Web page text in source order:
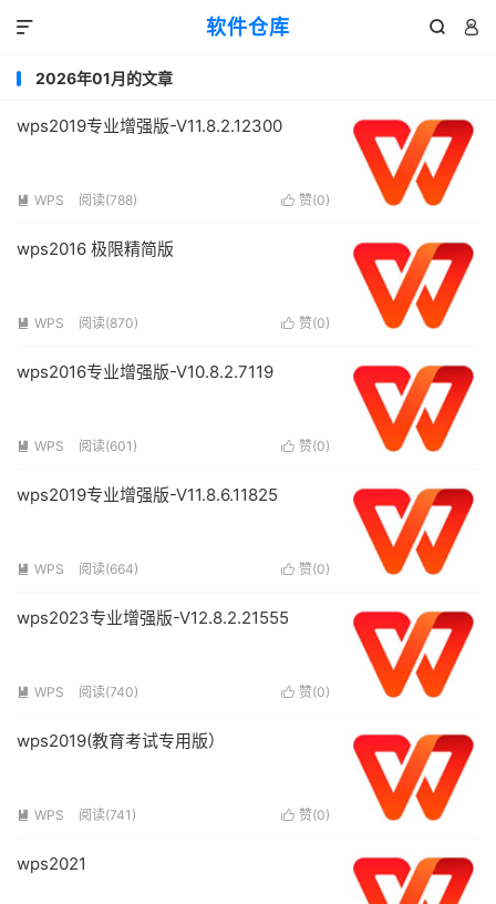
软件仓库  

2026年01月的文章
wps2019专业增强版-V11.8.2.12300
 赞(0)
 WPS 阅读(788)
wps2016 极限精简版
 赞(0)
 WPS 阅读(870)
wps2016专业增强版-V10.8.2.7119
 赞(0)
 WPS 阅读(601)
wps2019专业增强版-V11.8.6.11825
 赞(0)
 WPS 阅读(664)
wps2023专业增强版-V12.8.2.21555
 赞(0)
 WPS 阅读(740)
wps2019(教育考试专用版）
 赞(0)
 WPS 阅读(741)
wps2021